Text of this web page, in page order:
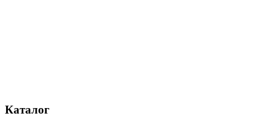
Каталог